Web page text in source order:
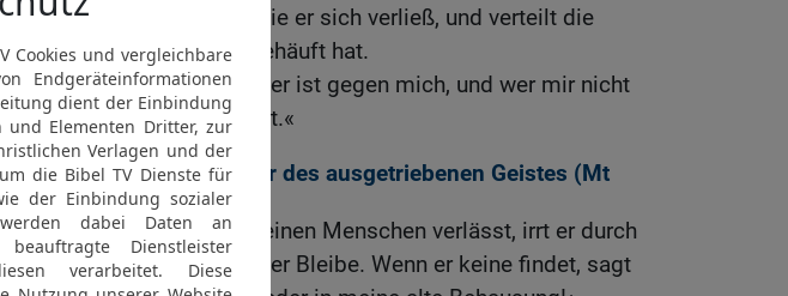
ihm alle Waffen weg, auf die er sich verließ, und verteilt die
Beute, die er bei sich aufgehäuft hat.
23
Wer nicht für mich ist, der ist gegen mich, und wer mir nicht
sammeln hilft, der zerstreut.«
Warnung vor der Rückkehr des ausgetriebenen Geistes (Mt
12,43-45)
24 »Wenn ein böser Geist einen Menschen verlässt, irrt er durch
Wüsten und sucht nach einer Bleibe. Wenn er keine findet, sagt